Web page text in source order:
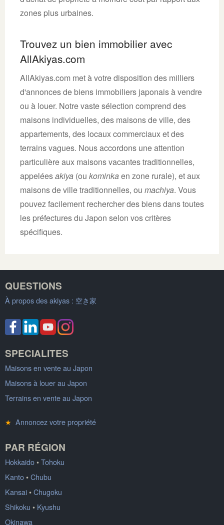
zones plus urbaines.
Trouvez un bien immobilier avec
AllAkiyas.com
AllAkiyas.com met à votre disposition des milliers
d'annonces de biens immobiliers japonais à vendre
ou à louer. Notre vaste sélection comprend des
maisons individuelles, des maisons de ville, des
appartements, des locaux commerciaux et des
terrains vagues. Nous accordons une attention
particulière aux maisons vacantes traditionnelles,
appeléesakiya (ou kominkaen zone rurale), et aux
maisons de ville traditionnelles, ou machiya. Vous
pouvez facilement rechercher des biens dans toutes
les préfectures du Japon selon vos critères
spécifiques.
QUESTIONS
À propos des akiyas : 空き家
SPECIALITES
Maisons en vente au Japon
Maisons à louer au Japon
Terrains en vente au Japon
★ Annoncez votre propriété
PAR RÉGION
Hokkaido•Tohoku
Kanto•Chubu
Kansai•Chugoku
Shikoku • Kyushu
Okinawa